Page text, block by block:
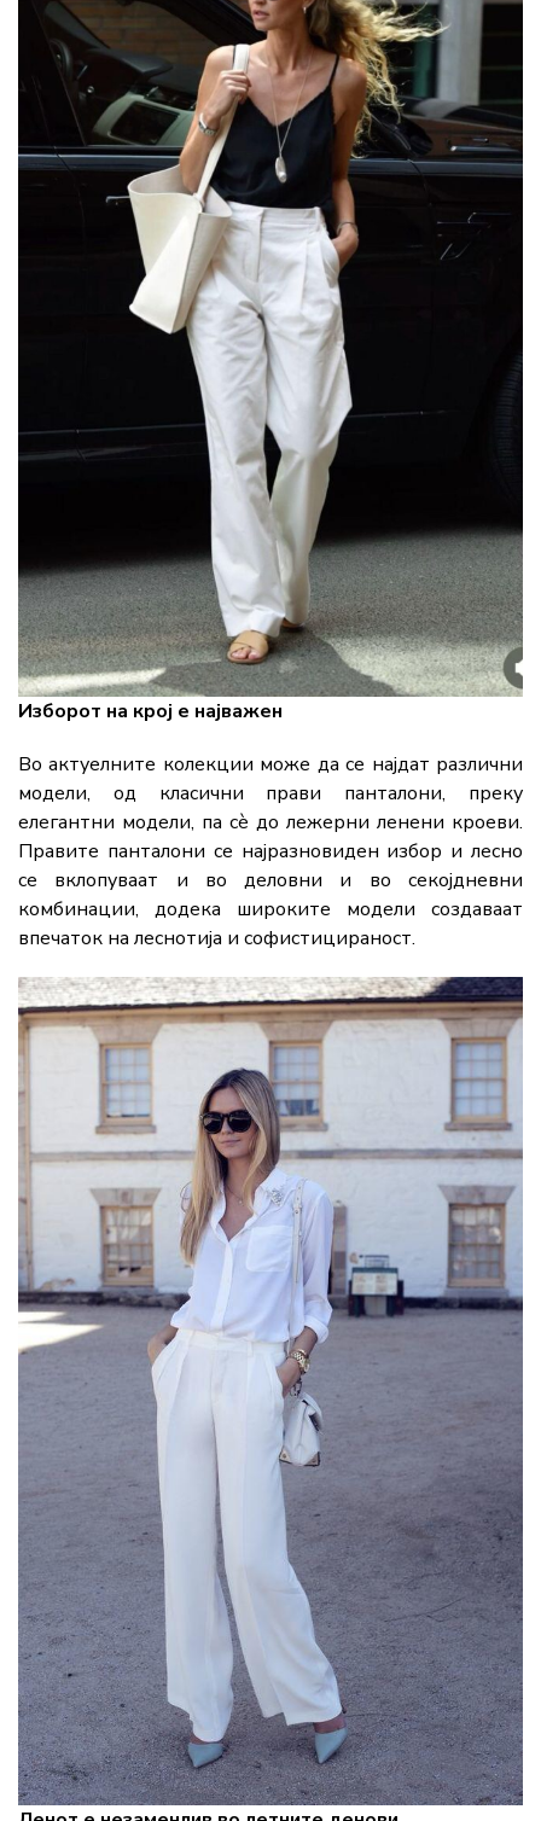
Изборот на крој е најважен
Во актуелните колекции може да се најдат различни
модели, од класични прави панталони, преку
елегантни модели, па сè до лежерни ленени кроеви.
Правите панталони се најразновиден избор и лесно
се вклопуваат и во деловни и во секојдневни
комбинации, додека широките модели создаваат
впечаток на леснотија и софистицираност.